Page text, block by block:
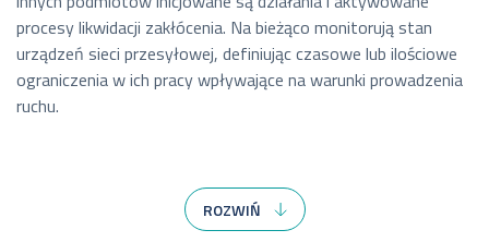
procesy likwidacji zakłócenia. Na bieżąco monitorują stan
urządzeń sieci przesyłowej, definiując czasowe lub ilościowe
ograniczenia w ich pracy wpływające na warunki prowadzenia
ruchu.
w sytuacji wystąpienia awarii można wymienić:
ROZWIŃ